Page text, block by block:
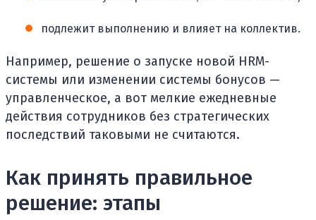
подлежит выполнению и влияет на коллектив.
Например, решение о запуске новой HRM-
системы или изменении системы бонусов —
управленческое, а вот мелкие ежедневные
действия сотрудников без стратегических
последствий таковыми не считаются.
Как принять правильное
решение: этапы